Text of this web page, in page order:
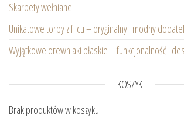
Skarpety wełniane
Unikatowe torby z filcu – oryginalny i modny
Wyjątkowe drewniaki płaskie – funkcjonalność i
KOSZYK
Brak produktów w koszyku.